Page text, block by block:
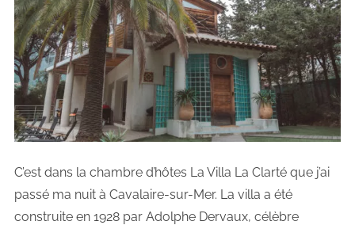
C’est dans la chambre d’hôtes La Villa La Clarté que j’ai
passé ma nuit à Cavalaire-sur-Mer. La villa a été
construite en 1928 par Adolphe Dervaux, célèbre